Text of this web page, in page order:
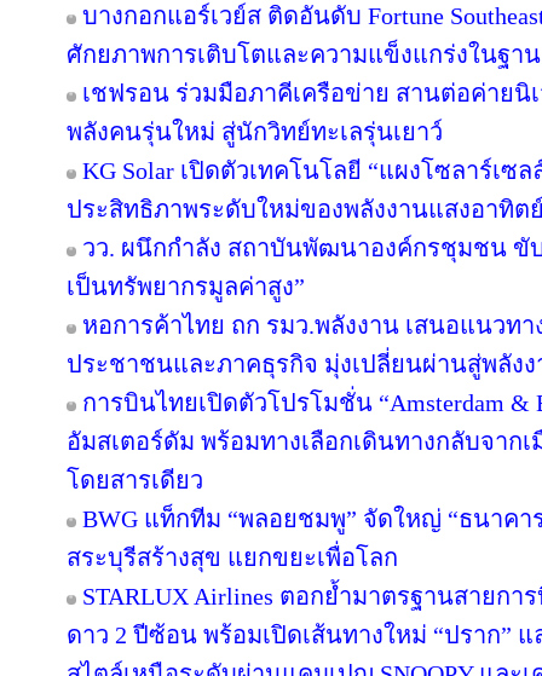
บางกอกแอร์เวย์ส ติดอันดับ Fortune
ศักยภาพการเติบโตและความแข็งแกร่งในฐ
เชฟรอน ร่วมมือภาคีเครือข่าย สานต่อค่ายนิ
พลังคนรุ่นใหม่ สู่นักวิทย์ทะเลรุ่นเยาว์
KG Solar เปิดตัวเทคโนโลยี “แผงโซลาร์เซ
ประสิทธิภาพระดับใหม่ของพลังงานแสงอาทิต
วว. ผนึกกำลัง สถาบันพัฒนาองค์กรชุมชน ขั
เป็นทรัพยากรมูลค่าสูง”
หอการค้าไทย ถก รมว.พลังงาน เสนอแนวท
ประชาชนและภาคธุรกิจ มุ่งเปลี่ยนผ่านสู่พลัง
การบินไทยเปิดตัวโปรโมชั่น “Amsterdam &
อัมสเตอร์ดัม พร้อมทางเลือกเดินทางกลับจาก
โดยสารเดียว
BWG แท็กทีม “พลอยชมพู” จัดใหญ่ “ธนาคา
สระบุรีสร้างสุข แยกขยะเพื่อโลก
STARLUX Airlines ตอกย้ำมาตรฐานสายกา
ดาว 2 ปีซ้อน พร้อมเปิดเส้นทางใหม่ “ปราก”